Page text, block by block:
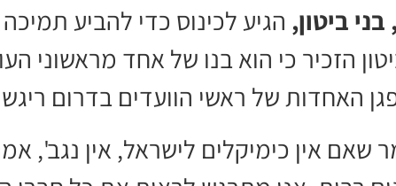
ביטון, הגיע לכינוס כדי להביע
הזכיר כי הוא בנו של אחד מראשוני
האחדות של ראשי הוועדים בדרום
שאם אין כימיקלים לישראל, אין נגב',